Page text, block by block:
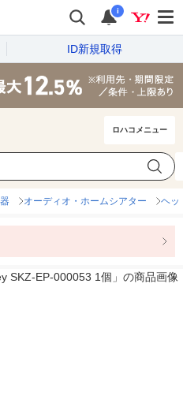
i
ID新規取得
ロハコメニュー
オーディオ・ホームシアター ヘッ